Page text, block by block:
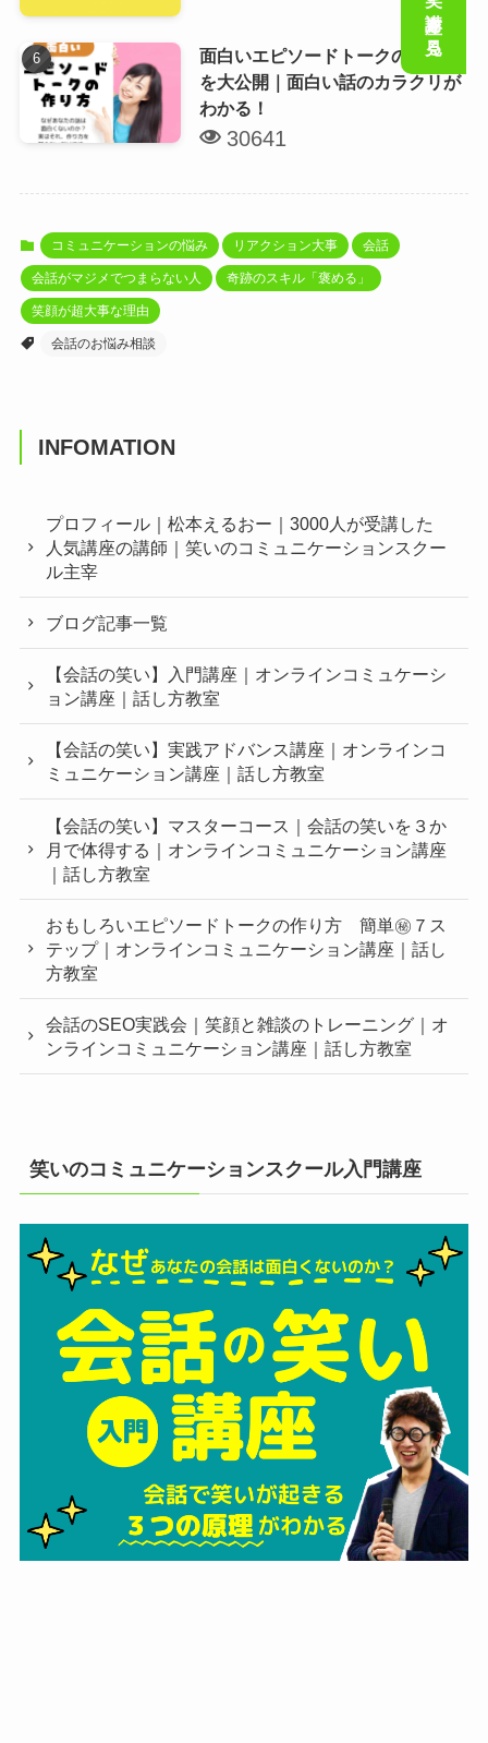
面白いエピソードトークの作り方
を大公開｜面白い話のカラクリが
わかる！
30641
コミュニケーションの悩み リアクション大事 会話
会話がマジメでつまらない人 奇跡のスキル「褒める」
笑顔が超大事な理由
会話のお悩み相談
INFOMATION
プロフィール｜松本えるおー｜3000人が受講した
人気講座の講師｜笑いのコミュニケーションスクー
ル主宰
ブログ記事一覧
【会話の笑い】入門講座｜オンラインコミュケーシ
ョン講座｜話し方教室
【会話の笑い】実践アドバンス講座｜オンラインコ
ミュニケーション講座｜話し方教室
【会話の笑い】マスターコース｜会話の笑いを３か
月で体得する｜オンラインコミュニケーション講座
｜話し方教室
おもしろいエピソードトークの作り方 簡単㊙︎７ス
テップ｜オンラインコミュニケーション講座｜話し
方教室
会話のSEO実践会｜笑顔と雑談のトレーニング｜オ
ンラインコミュニケーション講座｜話し方教室
笑いのコミュニケーションスクール入門講座